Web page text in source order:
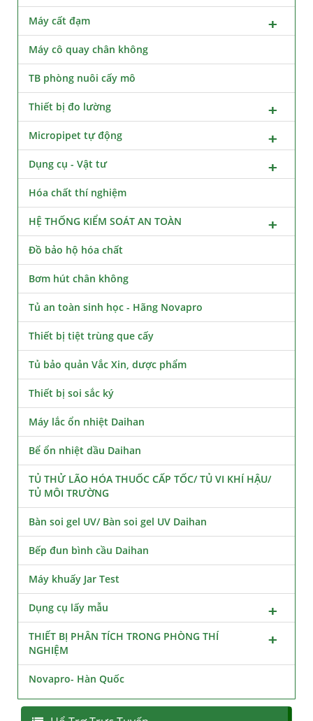
Máy cất đạm
Máy cô quay chân không
TB phòng nuôi cấy mô
Thiết bị đo lường
Micropipet tự động
Dụng cụ - Vật tư
Hóa chất thí nghiệm
HỆ THỐNG KIỂM SOÁT AN TOÀN
Đồ bảo hộ hóa chất
Bơm hút chân không
Tủ an toàn sinh học - Hãng Novapro
Thiết bị tiệt trùng que cấy
Tủ bảo quản Vắc Xin, dược phẩm
Thiết bị soi sắc ký
Máy lắc ổn nhiệt Daihan
Bể ổn nhiệt dầu Daihan
TỦ THỬ LÃO HÓA THUỐC CẤP TỐC/ TỦ VI KHÍ HẬU/
TỦ MÔI TRƯỜNG
Bàn soi gel UV/ Bàn soi gel UV Daihan
Bếp đun bình cầu Daihan
Máy khuấy Jar Test
Dụng cụ lấy mẫu
THIẾT BỊ PHÂN TÍCH TRONG PHÒNG THÍ
NGHIỆM
Novapro- Hàn Quốc